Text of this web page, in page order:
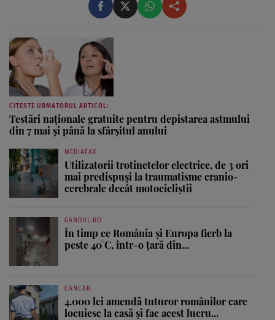
CITESTE URMATORUL ARTICOL:
Testări naţionale gratuite pentru depistarea astmului
din 7 mai şi până la sfârşitul anului
MEDIAFAX
Utilizatorii trotinetelor electrice, de 3 ori
mai predispuși la traumatisme cranio-
cerebrale decât motocicliștii
GANDUL.RO
În timp ce România și Europa fierb la
peste 40°C, într-o țară din...
CANCAN
4.000 lei amendă tuturor românilor care
locuiesc la casă și fac acest lucru...